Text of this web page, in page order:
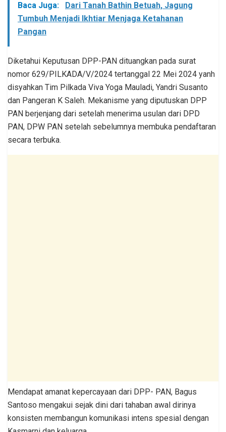
Baca Juga:
Dari Tanah Bathin Betuah, Jagung
Tumbuh Menjadi Ikhtiar Menjaga Ketahanan
Pangan
Diketahui Keputusan DPP-PAN dituangkan pada surat
nomor 629/PILKADA/V/2024 tertanggal 22 Mei 2024 yanh
disyahkan Tim Pilkada Viva Yoga Mauladi, Yandri Susanto
dan Pangeran K Saleh. Mekanisme yang diputuskan DPP
PAN berjenjang dari setelah menerima usulan dari DPD
PAN, DPW PAN setelah sebelumnya membuka pendaftaran
secara terbuka.
Mendapat amanat kepercayaan dari DPP- PAN, Bagus
Santoso mengakui sejak dini dari tahaban awal dirinya
konsisten membangun komunikasi intens spesial dengan